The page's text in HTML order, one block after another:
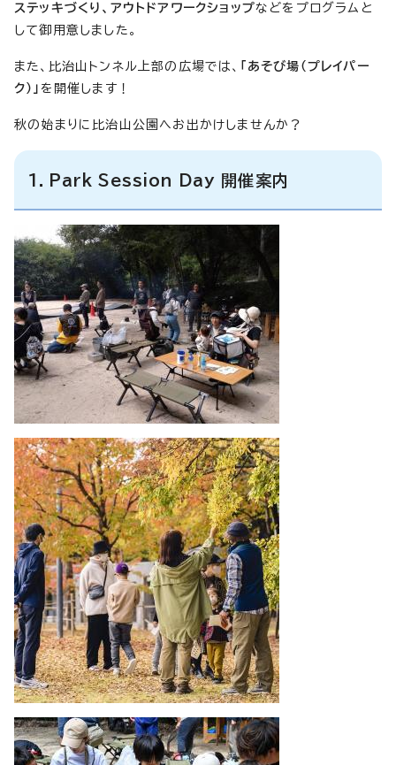
ステッキづくり、アウトドアワークショップなどをプログラムと
して御用意しました。
また、比治山トンネル上部の広場では、
「あそび場（プレイパー
ク）」 を開催します！
秋の始まりに比治山公園へお出かけしませんか？
1． Park Session Day 開催案内